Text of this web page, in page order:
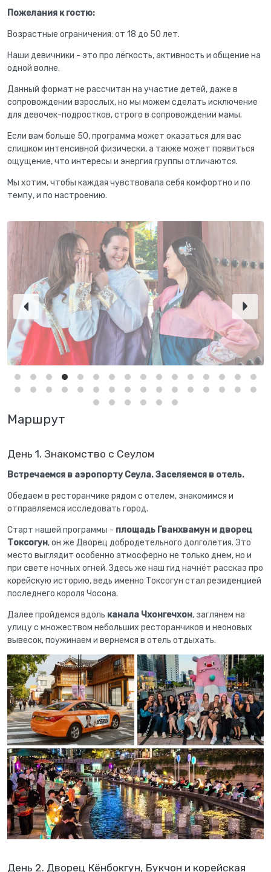
Пожелания к гостю:
Возрастные ограничения: от 18 до 50 лет.
Наши девичники - это про лёгкость, активность и общение на
одной волне.
Данный формат не рассчитан на участие детей, даже в
сопровождении взрослых, но мы можем сделать исключение
для девочек-подростков, строго в сопровождении мамы.
Если вам больше 50, программа может оказаться для вас
слишком интенсивной физически, а также может появиться
ощущение, что интересы и энергия группы отличаются.
Мы хотим, чтобы каждая чувствовала себя комфортно и по
темпу, и по настроению.
Маршрут
День 1. Знакомство с Сеулом
Встречаемся в аэропорту Сеула. Заселяемся в отель.
Обедаем в ресторанчике рядом с отелем, знакомимся и
отправляемся исследовать город.
Старт нашей программы - площадь Гванхвамун и дворец
Токсогун, он же Дворец добродетельного долголетия. Это
место выглядит особенно атмосферно не только днем, но и
при свете ночных огней. Здесь же наш гид начнёт рассказ про
корейскую историю, ведь именно Токсогун стал резиденцией
последнего короля Чосона.
Далее пройдемся вдоль канала Чхонгечхон, заглянем на
улицу с множеством небольших ресторанчиков и неоновых
вывесок, поужинаем и вернемся в отель отдыхать.
День 2. Дворец Кёнбокгун, Букчон и корейская